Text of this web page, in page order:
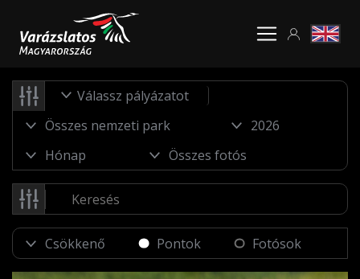
Válassz pályázatot
Pontok Fotósok